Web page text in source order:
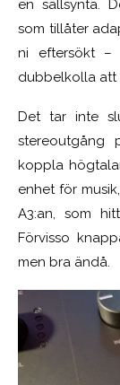
en sällsynta.
som tillåter
ni eftersökt
dubbelkolla att
Det tar inte
stereoutgång
koppla
enhet för
A3:an, som
Förvisso
men bra ändå.